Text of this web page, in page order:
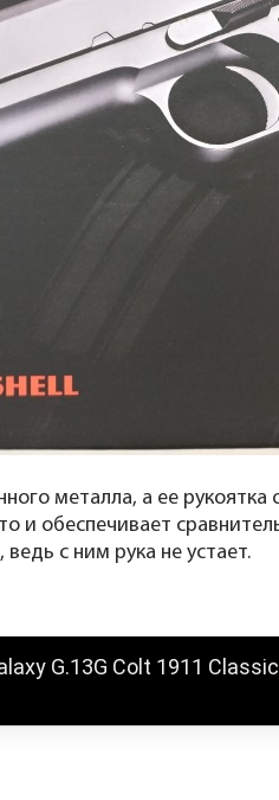
металла, а ее
и обеспечивает
с ним рука не устает.
G.13G Colt 1911